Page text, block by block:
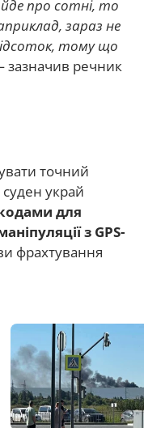
йде про сотні, то
зараз не
тому що
зазначив речник
точний
суден украй
для
з GPS-
фрахтування